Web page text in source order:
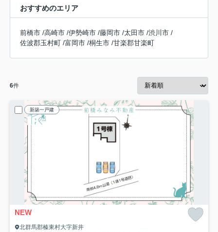
おすすめのエリア
前橋市 /高崎市 /伊勢崎市 /藤岡市 /太田市 /渋川市 /
佐波郡玉村町 /富岡市 /桐生市 /甘楽郡甘楽町
6件
新築一戸建
NEW
北群馬郡榛東村大字新井